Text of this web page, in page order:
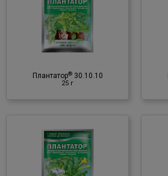
Плантатор®30.10.10
25 г
Мінеральне добриво
♦ NPK
♦ мікроелементи
♦ фітогормони
♦ вітаміни
25 г
Мінеральне добриво